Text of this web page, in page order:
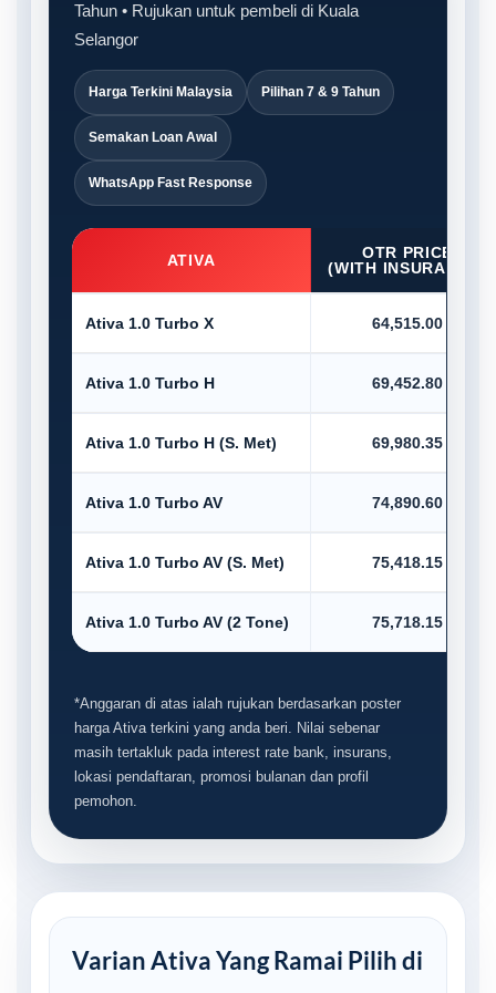
Tahun • Rujukan untuk pembeli di Kuala
Selangor
Harga Terkini Malaysia Pilihan 7 & 9 Tahun
Semakan Loan Awal
WhatsApp Fast Response
ATIVA
OTR PRICE
(WITH INSURANCE)
Ativa 1.0 Turbo X 64,515.00
Ativa 1.0 Turbo H 69,452.80
Ativa 1.0 Turbo H (S. Met) 69,980.35
Ativa 1.0 Turbo AV 74,890.60
Ativa 1.0 Turbo AV (S. Met) 75,418.15
Ativa 1.0 Turbo AV (2 Tone) 75,718.15
*Anggaran di atas ialah rujukan berdasarkan poster
harga Ativa terkini yang anda beri. Nilai sebenar
masih tertakluk pada interest rate bank, insurans,
lokasi pendaftaran, promosi bulanan dan profil
pemohon.
Varian Ativa Yang Ramai Pilih di